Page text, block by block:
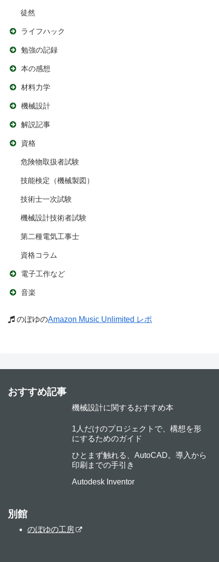
徒然
ライフハック
勉強の記録
本の感想
材料力学
機械設計
解説記事
資格
危険物取扱者試験
技能検定（機械製図）
技術士一次試験
機械設計技術者試験
第二種電気工事士
資格コラム
電子工作など
音楽
のぼゆのAmazon Music Unlimited レポ
おすすめ記事
機械設計に関するおすすめ本
1人だけのプロジェクトで、構想を形
にするためのガイド
ひとまず触れる、AutoCAD。導入から
印刷までの手引き
Autodesk Inventor
別館
のぼゆの工房